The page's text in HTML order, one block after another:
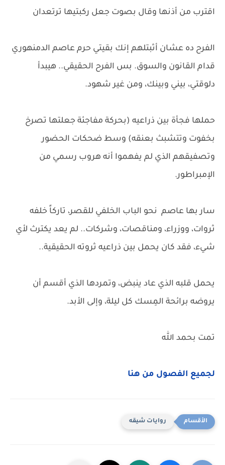
اقترب من أذنها وقال بصوت جعل ركبتيها ترتعدان
الفرح ده عشان أثبتلهم إنك بقيتي حرم عاصم الدمنهوري
قدام القانون والسوق. بس الفرح الحقيقي.. هيبدأ
دلوقتي، بيني وبينك، ومن غير شهود.
حملها فجأة بين ذراعيه (بحركة مفاجئة جعلتها تصرخ
بخفوت وتتشبث بعنقه) وسط ضحكات الحضور
وتصفيقهم الذي لم يفهموا أنه هروب رسمي من
الإمبراطور.
سار بها عاصم نحو الباب الخلفي للقصر، تاركاً خلفه
ثروات، ووزراء، ومناقصات، وشركات.. لم يعد يكترث لأي
شيء، فقد كان يحمل بين ذراعيه ثروته الحقيقية..
يحمل قلبه الذي عاد ينبض، وتمردها الذي أقسم أن
يروضه برائحة المِسك كل ليلة، وإلى الأبد.
تمت بحمد الله
لجميع الفصول من هنا
روايات شيقه